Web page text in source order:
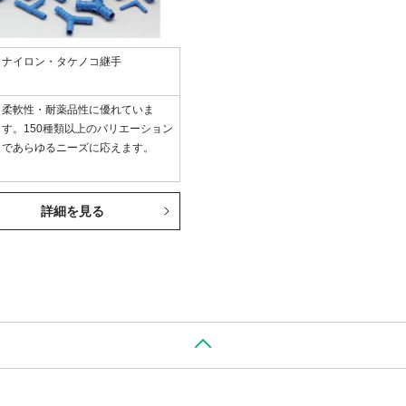
ナイロン・タケノコ継手
柔軟性・耐薬品性に優れていま
す。150種類以上のバリエーション
であらゆるニーズに応えます。
詳細を見る